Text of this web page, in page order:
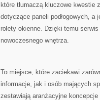
które tłumaczą kluczowe kwestie
dotyczące paneli podłogowych,
rolety okienne. Dzięki temu
nowoczesnego wnętrza.
To miejsce, które zaciekawi
informacje, jak i osób mających
zestawiają aranżacyjne